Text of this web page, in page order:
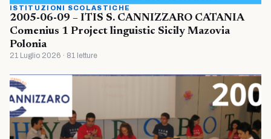
ISTITUZIONI SCOLASTICHE
2005-06-09 – ITIS S. CANNIZZARO CATANIA
Comenius 1 Project linguistic Sicily Mazovia
Polonia
21 Luglio 2026 · 81 letture